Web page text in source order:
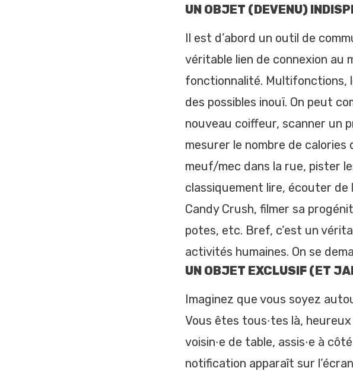
UN OBJET (DEVENU)
Il est d’abord un outil de
véritable lien de connexion au
fonctionnalité. Multifonctions,
des possibles inouï. On peut
nouveau coiffeur, scanner un
mesurer le nombre de calories
meuf/mec dans la rue, pister
classiquement lire, écouter de
Candy Crush, filmer sa
potes, etc. Bref, c’est un
activités humaines. On se
UN OBJET EXCLUSIF (ET
Imaginez que vous soyez
Vous êtes tous·tes là,
voisin·e de table, assis·e à
notification apparaît sur